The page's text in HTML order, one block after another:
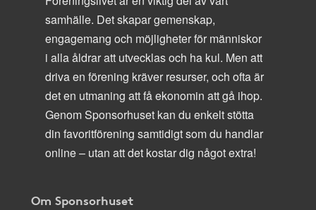
samhälle. Det skapar gemenskap,
engagemang och möjligheter för människor
i alla åldrar att utvecklas och ha kul. Men att
driva en förening kräver resurser, och ofta är
det en utmaning att få ekonomin att gå ihop.
Genom Sponsorhuset kan du enkelt stötta
din favoritförening samtidigt som du handlar
online – utan att det kostar dig något extra!
Om Sponsorhuset